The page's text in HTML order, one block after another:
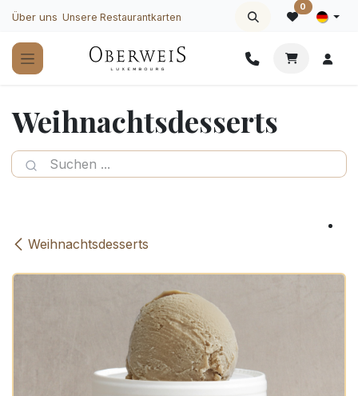
Zum Inhalt springen
Über uns Unsere Restaurantkarten
0
Weihnachtsdesserts
Weihnachtsdesserts